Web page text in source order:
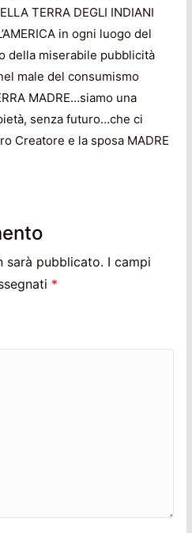
TERRA DEGLI INDIANI
in ogni luogo del
della miserabile pubblicità
male del consumismo
MADRE…siamo una
senza futuro…che ci
Creatore e la sposa MADRE
sarà pubblicato. I campi
*